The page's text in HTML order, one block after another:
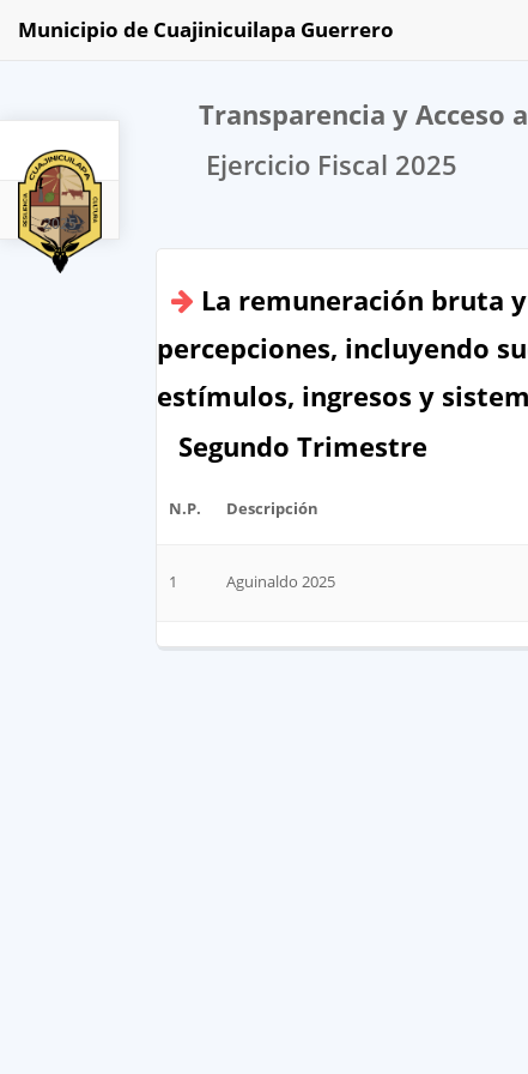
2025
Municipio de Cuajinicuilapa Guerrero
Transparencia y Acceso
Ejercicio Fiscal 2025
La remuneración bruta
percepciones, incluyendo
estímulos, ingresos y
Segundo Trimestre
N.P. Descripción
1 Aguinaldo 2025